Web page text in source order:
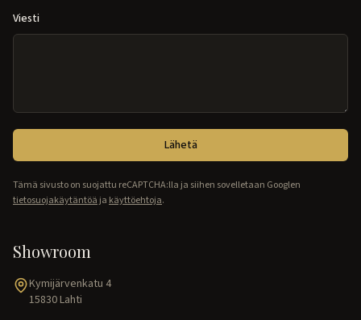
Viesti
Lähetä
Tämä sivusto on suojattu reCAPTCHA:lla ja siihen sovelletaan Googlen
tietosuojakäytäntöä ja käyttöehtoja.
Showroom
Kymijärvenkatu 4
15830 Lahti